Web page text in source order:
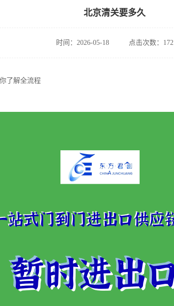
北京清关要多久
时间：2026-05-18 点击次数：172
了解全流程